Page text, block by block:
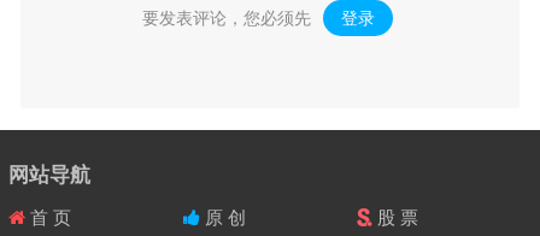
要发表评论，您必须先 登录 。
网站导航
首 页 原 创
股 票